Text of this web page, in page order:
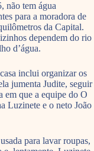
não tem água
para a moradora de
da Capital.
dependem do rio
d’água.
inclui organizar os
jumenta Judite, seguir
em que a equipe do O
Luzinete e o neto João
para lavar roupas,